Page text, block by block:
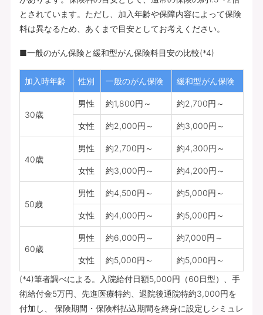
とされています。ただし、加入年齢や保障内容によって保険
料は異なるため、あくまで目安としてお考えください。
■一般のがん保険と緩和型がん保険料目安の比較(*4)
加入時年齢 性別 一般のがん保険 緩和型がん保険
30歳
男性 約1,800円～ 約2,700円～
女性 約2,000円～ 約3,000円～
40歳
男性 約2,700円～ 約4,300円～
女性 約3,000円～ 約4,200円～
50歳
男性 約4,500円～ 約5,000円～
女性 約4,000円～ 約5,000円～
60歳
男性 約6,000円～ 約7,000円～
女性 約5,000円～
約5,000円～
(*4)筆者調べによる。入院給付日額5,000円（60日型）、手
術給付金5万円、先進医療特約、退院後通院特約3,000円を
付加し、 保険期間・保険料払込期間を終身に設定しシミュレ